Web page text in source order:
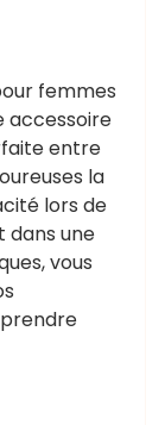
femmes
accessoire
entre
la
lors de
dans une
vous